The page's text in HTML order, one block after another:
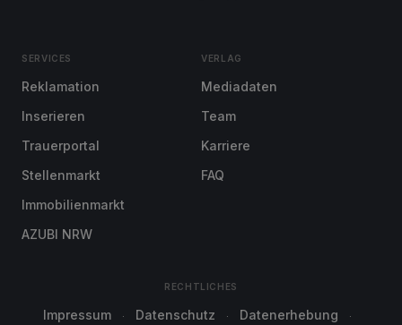
SERVICES
Reklamation
Inserieren
Trauerportal
Stellenmarkt
Immobilienmarkt
AZUBI NRW
VERLAG
Mediadaten
Team
Karriere
FAQ
RECHTLICHES
Impressum Datenschutz Datenerhebung